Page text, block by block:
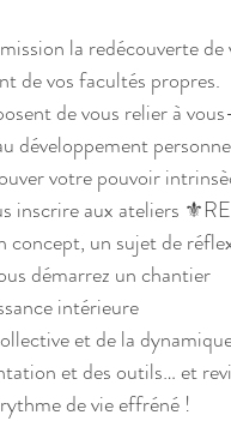
la redécouverte de
de vos facultés propres.
de vous relier à
développement
votre pouvoir
inscrire aux ateliers
concept, un sujet de
démarrez un chantier
intérieure
et de la
et des outils… et
de vie effréné !